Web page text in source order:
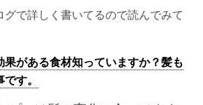
グで詳しく書いてるので読んでみて
がある食材知っていますか？髪も
す。